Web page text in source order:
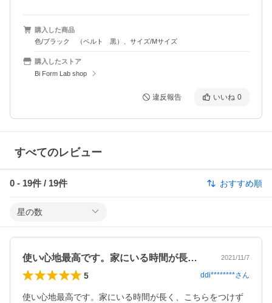
購入した商品
色/ブラック （ベルト 黒）、サイズ/Mサイズ
購入したストア
Bi Form Lab shop
違反報告 いいね 0
すべてのレビュー
0 - 19件 / 19件 おすすめ順
星の数
使い心地最高です。家にいる時間が長く、… 2021/11/7
5 ddi********さん
使い心地最高です。家にいる時間が長く、こちらをつけず